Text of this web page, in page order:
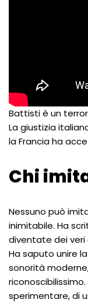
Battisti è un
La giustizia
la Francia ha
Chi
Nessuno può
inimitabile. Ha
diventate dei veri
Ha saputo unire
sonorità
sperimentare, di